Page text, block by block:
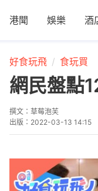
港聞 娛樂 酒
好食玩飛 食玩買
網民盤點
撰文： 草莓泡芙
出版： 2022-03-13 14:15